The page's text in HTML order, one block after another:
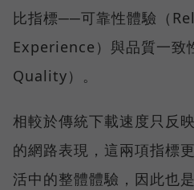
比指標──可靠性體驗（
Experience）與品質一
Quality）。
相較於傳統下載速度只反
的網路表現，這兩項指標
活中的整體體驗，因此也